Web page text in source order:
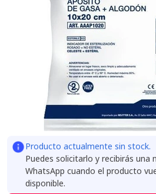
Producto actualmente sin stock.
Puedes solicitarlo y recibirás una
WhatsApp cuando el producto
disponible.